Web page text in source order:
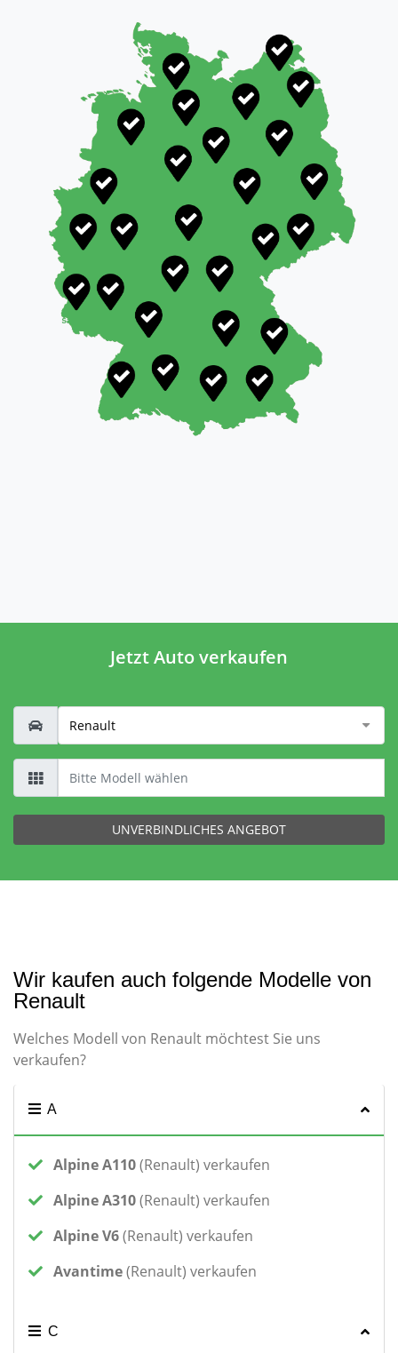
Jetzt Auto verkaufen
UNVERBINDLICHES ANGEBOT
Wir kaufen auch folgende Modelle von
Renault
Welches Modell von Renault möchtest Sie uns
verkaufen?
A
Alpine A110(Renault) verkaufen
Alpine A310(Renault) verkaufen
Alpine V6(Renault) verkaufen
Avantime(Renault) verkaufen
C